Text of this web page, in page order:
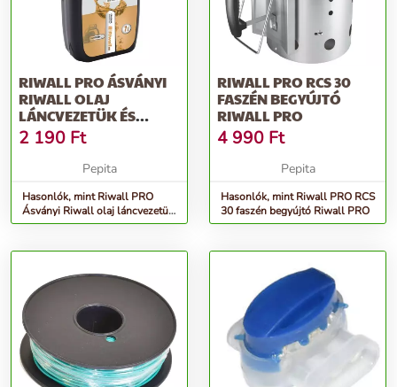
RIWALL PRO ÁSVÁNYI
RIWALL OLAJ
LÁNCVEZETÜK ÉS
LÁNCOK KENÉSÉHEZ (1
L)
2 190 Ft
Pepita
Hasonlók, mint Riwall PRO
Ásványi Riwall olaj láncvezetük
és láncok kenéséhez (1 l)
RIWALL PRO RCS 30
FASZÉN BEGYÚJTÓ
RIWALL PRO
4 990 Ft
Pepita
Hasonlók, mint Riwall PRO RCS
30 faszén begyújtó Riwall PRO